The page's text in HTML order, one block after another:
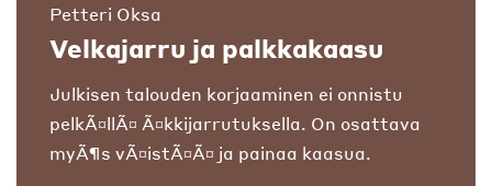
Petteri Oksa
Velkajarru ja palkkakaasu
Julkisen talouden korjaaminen ei onnistu
pelkÃ¤llÃ¤ Ã¤kkijarrutuksella. On osattava
myÃ¶s vÃ¤istÃ¤Ã¤ ja painaa kaasua.